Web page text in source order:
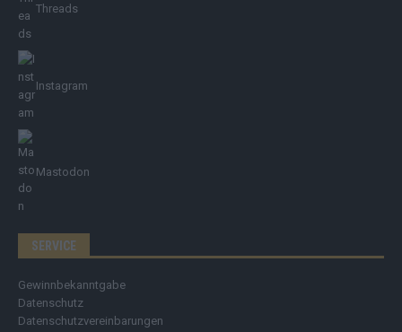
Threads
Instagram
Mastodon
SERVICE
Gewinnbekanntgabe
Datenschutz
Datenschutzvereinbarungen